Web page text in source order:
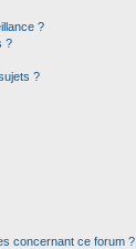
?
?
?
concernant ce forum ?